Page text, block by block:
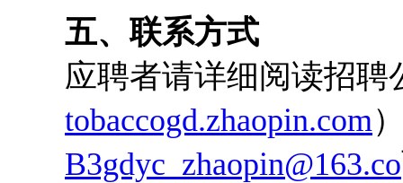
五、联系方式
应聘者请详细阅读招聘
tobaccogd.zhaopin.com
B3gdyc_zhaopin@163.co